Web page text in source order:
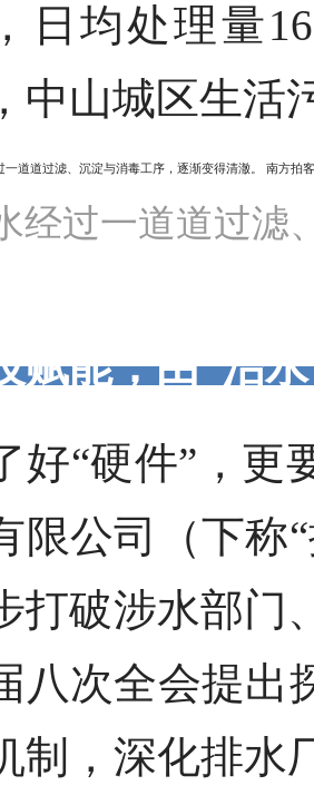
日均处理量
中山城区生活
经过一道道过滤
赋能，由“治
好“硬件”，更
限公司（下称
打破涉水部门
八次全会提出
制，深化排水